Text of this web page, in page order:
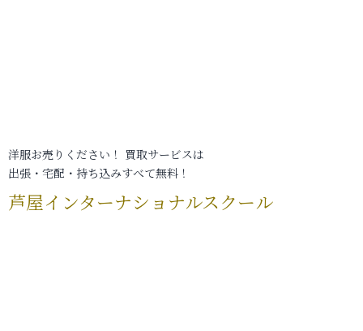
洋服お売りください！ 買取サービスは
出張・宅配・持ち込みすべて無料！
芦屋インターナショナルスクール